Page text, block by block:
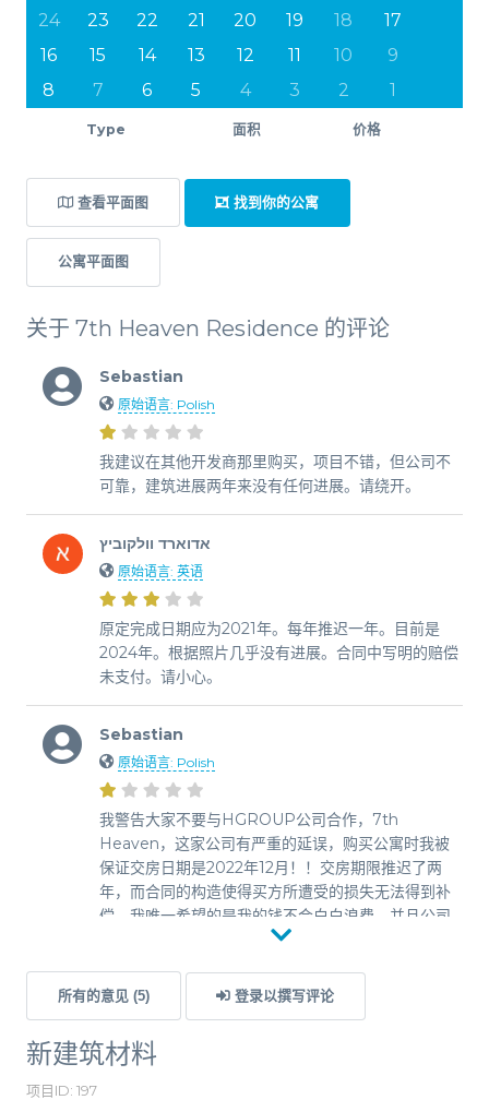
24
23 22 21 20 19 18
17
16
15 14 13 12 11 10
9
8
7 6 5 4 3 2 1
Type 面积 价格
查看平面图 找到你的公寓
公寓平面图
关于 7th Heaven Residence 的评论
Sebastian
原始语言: Polish
我建议在其他开发商那里购买，项目不错，但公司不
可靠，建筑进展两年来没有任何进展。请绕开。
אדוארד וולקוביץ
原始语言: 英语
原定完成日期应为2021年。每年推迟一年。目前是
2024年。根据照片几乎没有进展。合同中写明的赔偿
未支付。请小心。
Sebastian
原始语言: Polish
我警告大家不要与HGROUP公司合作，7th
Heaven，这家公司有严重的延误，购买公寓时我被
保证交房日期是2022年12月！！交房期限推迟了两
年，而合同的构造使得买方所遭受的损失无法得到补
偿。我唯一希望的是我的钱不会白白浪费，并且公司
能够完成投资。我建议不要与HGroup签订任何合
我，我很乐意分享我与这个不可靠开发商的经历。
所有的意见 (5) 登录以撰写评论
新建筑材料
项目ID: 197